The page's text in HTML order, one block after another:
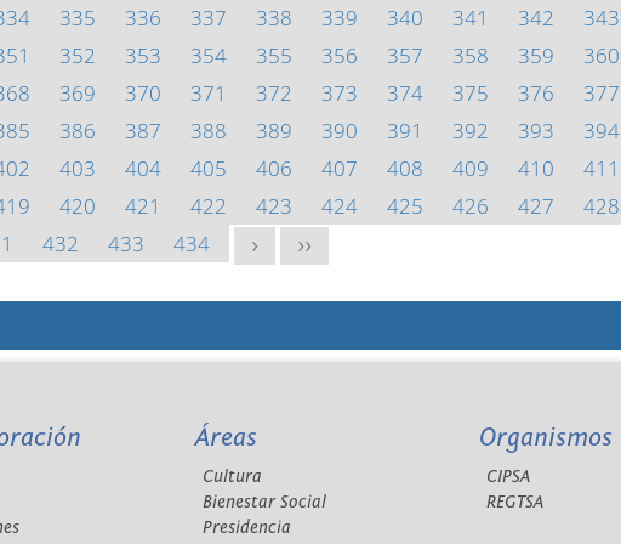
335 336 337 338 339 340 341 342
343
352 353 354 355 356 357 358 359
360
369 370 371 372 373 374 375 376
377
386 387 388 389 390 391 392 393
394
403 404 405 406 407 408 409 410
411
420 421 422 423 424 425 426 427
428
432 433 434 > >>
Áreas
Cultura
Bienestar Social
Presidencia
Organismos
CIPSA
REGTSA